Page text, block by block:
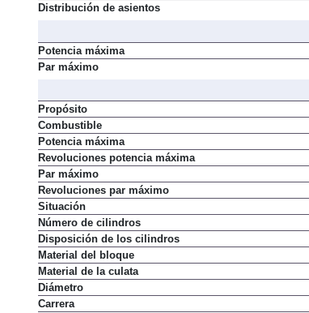
Distribución de asientos
Potencia máxima
Par máximo
Propósito
Combustible
Potencia máxima
Revoluciones potencia máxima
Par máximo
Revoluciones par máximo
Situación
Número de cilindros
Disposición de los cilindros
Material del bloque
Material de la culata
Diámetro
Carrera